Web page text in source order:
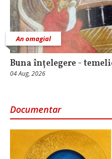
An omagial
Buna înțelegere -
04 Aug, 2026
Documentar